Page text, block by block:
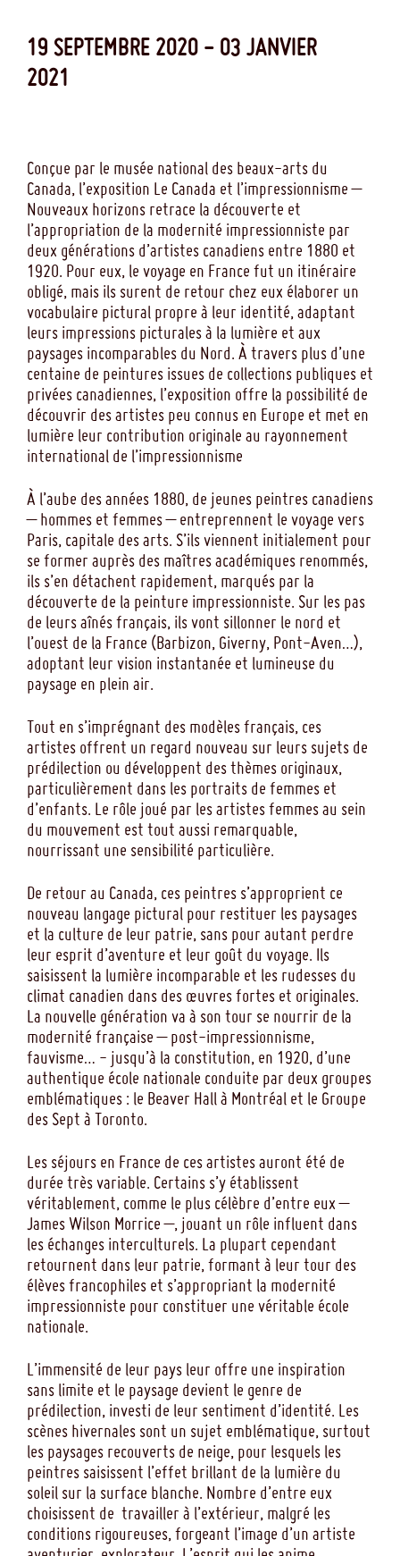
19 SEPTEMBRE 2020 - 03 JANVIER
2021
Conçue par le musée national des beaux-arts du
Canada, l’exposition Le Canada et l’impressionnisme –
Nouveaux horizons retrace la découverte et
l’appropriation de la modernité impressionniste par
deux générations d’artistes canadiens entre 1880 et
1920. Pour eux, le voyage en France fut un itinéraire
obligé, mais ils surent de retour chez eux élaborer un
vocabulaire pictural propre à leur identité, adaptant
leurs impressions picturales à la lumière et aux
paysages incomparables du Nord. À travers plus d’une
centaine de peintures issues de collections publiques et
privées canadiennes, l’exposition offre la possibilité de
découvrir des artistes peu connus en Europe et met en
lumière leur contribution originale au rayonnement
international de l’impressionnisme
À l’aube des années 1880, de jeunes peintres canadiens
– hommes et femmes – entreprennent le voyage vers
Paris, capitale des arts. S’ils viennent initialement pour
se former auprès des maîtres académiques renommés,
ils s’en détachent rapidement, marqués par la
découverte de la peinture impressionniste. Sur les pas
de leurs aînés français, ils vont sillonner le nord et
l’ouest de la France (Barbizon, Giverny, Pont-Aven…),
adoptant leur vision instantanée et lumineuse du
paysage en plein air.
Tout en s’imprégnant des modèles français, ces
artistes offrent un regard nouveau sur leurs sujets de
prédilection ou développent des thèmes originaux,
particulièrement dans les portraits de femmes et
d’enfants. Le rôle joué par les artistes femmes au sein
du mouvement est tout aussi remarquable,
nourrissant une sensibilité particulière.
De retour au Canada, ces peintres s’approprient ce
nouveau langage pictural pour restituer les paysages
et la culture de leur patrie, sans pour autant perdre
leur esprit d’aventure et leur goût du voyage. Ils
saisissent la lumière incomparable et les rudesses du
climat canadien dans des œuvres fortes et originales.
La nouvelle génération va à son tour se nourrir de la
modernité française – post-impressionnisme,
fauvisme… - jusqu’à la constitution, en 1920, d’une
authentique école nationale conduite par deux groupes
emblématiques : le Beaver Hall à Montréal et le Groupe
des Sept à Toronto.
Les séjours en France de ces artistes auront été de
durée très variable. Certains s’y établissent
véritablement, comme le plus célèbre d’entre eux –
James Wilson Morrice –, jouant un rôle influent dans
les échanges interculturels. La plupart cependant
retournent dans leur patrie, formant à leur tour des
élèves francophiles et s’appropriant la modernité
impressionniste pour constituer une véritable école
nationale.
L’immensité de leur pays leur offre une inspiration
sans limite et le paysage devient le genre de
prédilection, investi de leur sentiment d’identité. Les
scènes hivernales sont un sujet emblématique, surtout
les paysages recouverts de neige, pour lesquels les
peintres saisissent l’effet brillant de la lumière du
soleil sur la surface blanche. Nombre d’entre eux
choisissent de travailler à l’extérieur, malgré les
conditions rigoureuses, forgeant l’image d’un artiste